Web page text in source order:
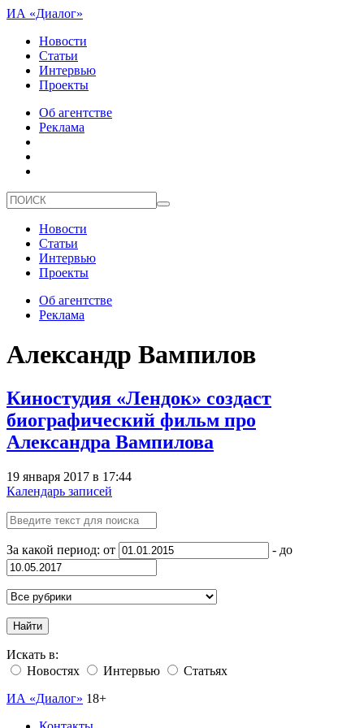
ИА «Диалог»
Новости
Статьи
Интервью
Проекты
Об агентстве
Реклама
Новости
Статьи
Интервью
Проекты
Об агентстве
Реклама
Александр Вампилов
Киностудия «Лендок» создаст
биографический фильм про
Александра Вампилова
19 января 2017 в 17:44
Календарь записей
За какой период: от - до
Найти
Искать в:
Новостях
Интервью
Статьях
ИА «Диалог» 18+